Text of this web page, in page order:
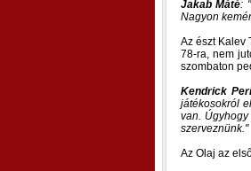
Jakab Máté:
Nagyon
Az észt Kalev
78-ra, nem
szombaton
Kendrick
játékosokról
van.
szerveznünk.
Az Olaj az